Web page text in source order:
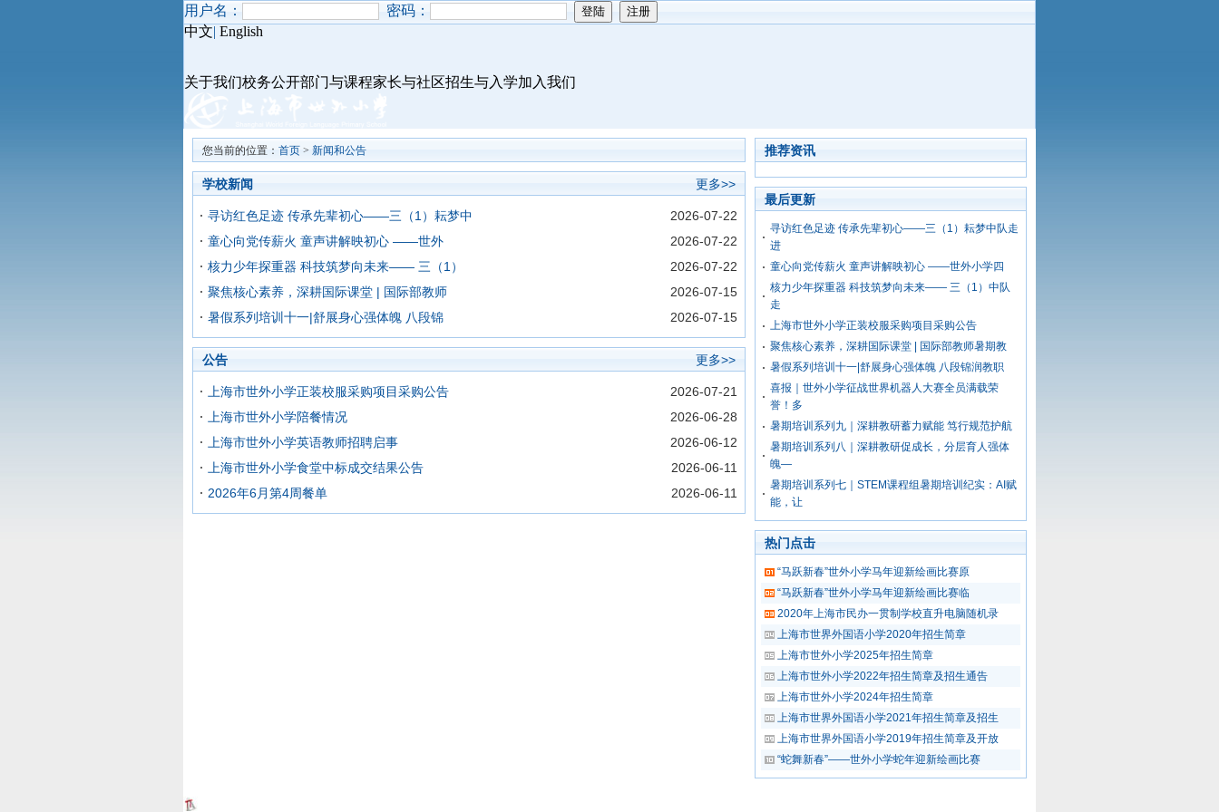
用户名：
密码：
中文| English
关于我们校务公开部门与课程家长与社区招生与入学加入我们
您当前的位置： 首页 > 新闻和公告
学校新闻 更多>>
寻访红色足迹 传承先辈初心——三（1）耘梦中
2026-07-22
童心向党传薪火 童声讲解映初心 ——世外
2026-07-22
核力少年探重器 科技筑梦向未来—— 三（1）
2026-07-22
聚焦核心素养，深耕国际课堂 | 国际部教师
2026-07-15
暑假系列培训十一|舒展身心强体魄 八段锦
2026-07-15
公告 更多>>
上海市世外小学正装校服采购项目采购公告
2026-07-21
上海市世外小学陪餐情况
2026-06-28
上海市世外小学英语教师招聘启事
2026-06-12
上海市世外小学食堂中标成交结果公告
2026-06-11
2026年6月第4周餐单
2026-06-11
推荐资讯
最后更新
寻访红色足迹 传承先辈初心——三（1）耘梦中队走
进
童心向党传薪火 童声讲解映初心 ——世外小学四
核力少年探重器 科技筑梦向未来—— 三（1）中队
走
上海市世外小学正装校服采购项目采购公告
聚焦核心素养，深耕国际课堂 | 国际部教师暑期教
暑假系列培训十一|舒展身心强体魄 八段锦润教职
喜报｜世外小学征战世界机器人大赛全员满载荣
誉！多
暑期培训系列九｜深耕教研蓄力赋能 笃行规范护航
暑期培训系列八｜深耕教研促成长，分层育人强体
魄—
暑期培训系列七｜STEM课程组暑期培训纪实：AI赋
能，让
热门点击
“马跃新春”世外小学马年迎新绘画比赛原
“马跃新春”世外小学马年迎新绘画比赛临
2020年上海市民办一贯制学校直升电脑随机录
上海市世界外国语小学2020年招生简章
上海市世外小学2025年招生简章
上海市世外小学2022年招生简章及招生通告
上海市世外小学2024年招生简章
上海市世界外国语小学2021年招生简章及招生
上海市世界外国语小学2019年招生简章及开放
“蛇舞新春”——世外小学蛇年迎新绘画比赛